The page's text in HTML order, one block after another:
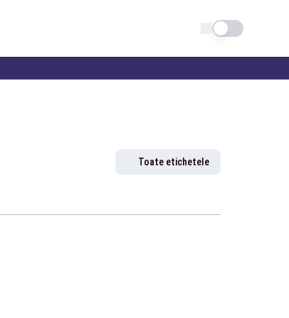
Schimba tema
Toate etichetele